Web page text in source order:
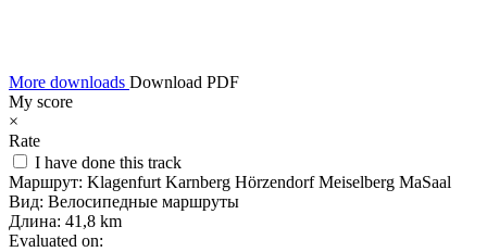
More downloads Download PDF
My score
×
Rate
I have done this track
Маршрут: Klagenfurt Karnberg Hörzendorf Meiselberg MaSaal
Вид: Велосипедные маршруты
Длина: 41,8 km
Evaluated on: